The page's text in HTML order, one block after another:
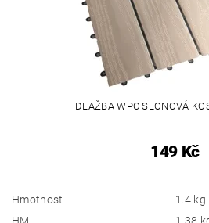
DLAŽBA WPC SLONOVÁ
149 Kč
Hmotnost
1.4 kg